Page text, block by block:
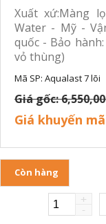
Xuất xứ:Màng
Water - Mỹ -
quốc - Bảo
vỏ thùng)
Mã SP: Aqualast 7 lõi
Giá gốc:
Giá khuyến
Còn hàng
-
+